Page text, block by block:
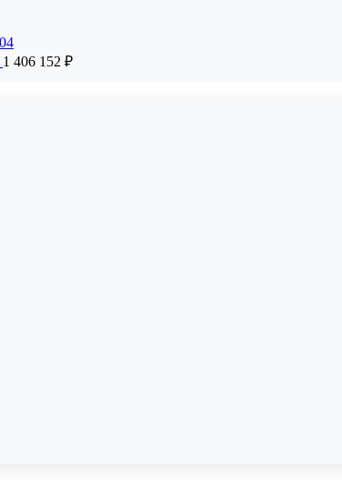
1 406 152 ₽